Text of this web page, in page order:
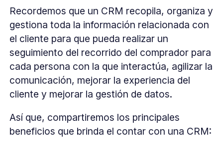
Recordemos que un CRM recopila, organiza y
gestiona toda la información relacionada con
el cliente para que pueda realizar un
seguimiento del recorrido del comprador para
cada persona con la que interactúa, agilizar la
comunicación, mejorar la experiencia del
cliente y mejorar la gestión de datos.
Así que, compartiremos los principales
beneficios que brinda el contar con una CRM: